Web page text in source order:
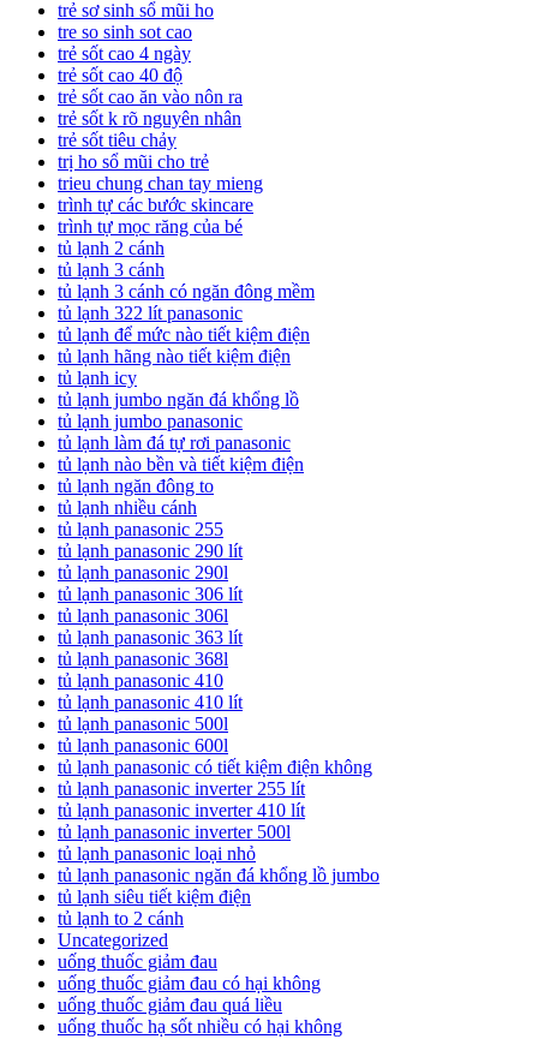
trẻ sơ sinh sổ mũi ho
tre so sinh sot cao
trẻ sốt cao 4 ngày
trẻ sốt cao 40 độ
trẻ sốt cao ăn vào nôn ra
trẻ sốt k rõ nguyên nhân
trẻ sốt tiêu chảy
trị ho sổ mũi cho trẻ
trieu chung chan tay mieng
trình tự các bước skincare
trình tự mọc răng của bé
tủ lạnh 2 cánh
tủ lạnh 3 cánh
tủ lạnh 3 cánh có ngăn đông mềm
tủ lạnh 322 lít panasonic
tủ lạnh để mức nào tiết kiệm điện
tủ lạnh hãng nào tiết kiệm điện
tủ lạnh icy
tủ lạnh jumbo ngăn đá khổng lồ
tủ lạnh jumbo panasonic
tủ lạnh làm đá tự rơi panasonic
tủ lạnh nào bền và tiết kiệm điện
tủ lạnh ngăn đông to
tủ lạnh nhiều cánh
tủ lạnh panasonic 255
tủ lạnh panasonic 290 lít
tủ lạnh panasonic 290l
tủ lạnh panasonic 306 lít
tủ lạnh panasonic 306l
tủ lạnh panasonic 363 lít
tủ lạnh panasonic 368l
tủ lạnh panasonic 410
tủ lạnh panasonic 410 lít
tủ lạnh panasonic 500l
tủ lạnh panasonic 600l
tủ lạnh panasonic có tiết kiệm điện không
tủ lạnh panasonic inverter 255 lít
tủ lạnh panasonic inverter 410 lít
tủ lạnh panasonic inverter 500l
tủ lạnh panasonic loại nhỏ
tủ lạnh panasonic ngăn đá khổng lồ jumbo
tủ lạnh siêu tiết kiệm điện
tủ lạnh to 2 cánh
Uncategorized
uống thuốc giảm đau
uống thuốc giảm đau có hại không
uống thuốc giảm đau quá liều
uống thuốc hạ sốt nhiều có hại không